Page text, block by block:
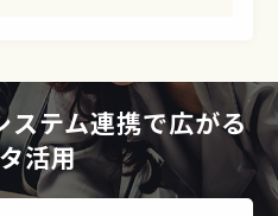
ステム連携で広がる
活用